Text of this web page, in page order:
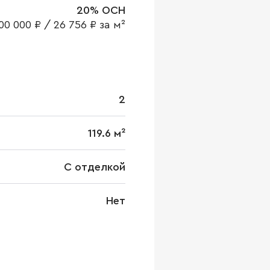
20% ОСН
000 ₽ / 26 756 ₽ за м²
2
119.6 м²
С отделкой
Нет